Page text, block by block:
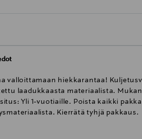
valloittamaan hiekkarantaa!
laadukkaasta materiaalista.
Yli 1-vuotiaille. Poista kaikki
Kierrätä tyhjä pakkaus.